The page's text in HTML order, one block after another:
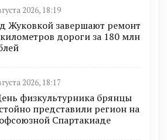
2026, 18:19
Жуковкой завершают ремонт
дороги за 180 млн
2026, 18:17
физкультурника брянцы
представили регион на
Спартакиаде